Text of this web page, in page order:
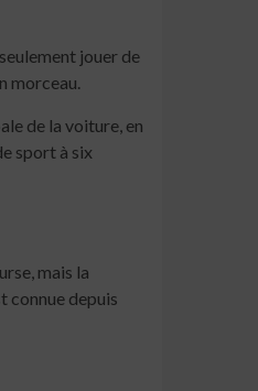
jouer de
morceau.
de la voiture, en
sport à six
mais la
connue depuis